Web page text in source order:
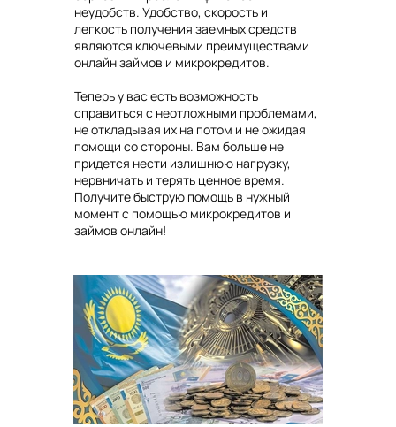
неудобств. Удобство, скорость и
легкость получения заемных средств
являются ключевыми преимуществами
онлайн займов и микрокредитов.
Теперь у вас есть возможность
справиться с неотложными проблемами,
не откладывая их на потом и не ожидая
помощи со стороны. Вам больше не
придется нести излишнюю нагрузку,
нервничать и терять ценное время.
Получите быструю помощь в нужный
момент с помощью микрокредитов и
займов онлайн!